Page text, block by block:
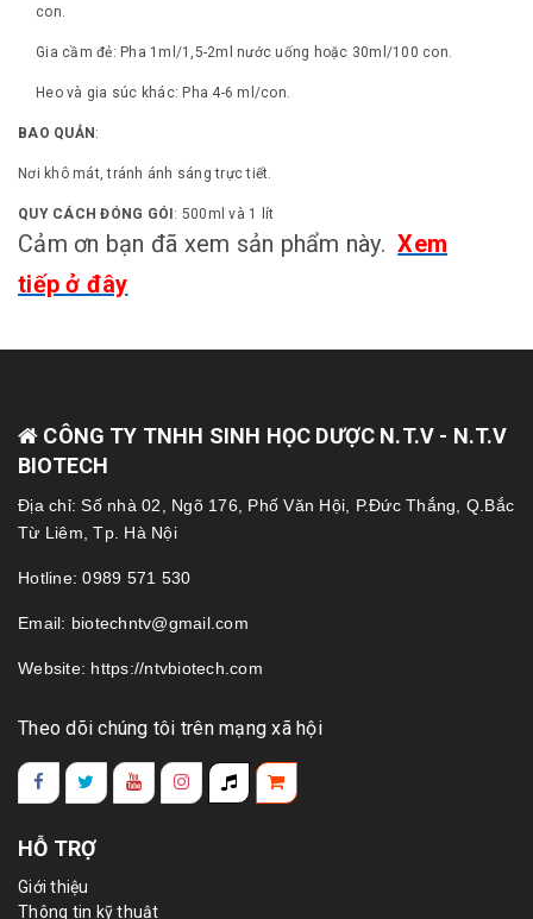
con.
Gia cầm đẻ: Pha 1ml/1,5-2ml nước uống hoặc 30ml/100 con.
Heo và gia súc khác: Pha 4-6 ml/con.
BAO QUẢN :
Nơi khô mát, tránh ánh sáng trực tiết.
QUY CÁCH ĐÓNG GÓI : 500ml và 1 lít
Cảm ơn bạn đã xem sản phẩm này.Xem
tiếp ở đây
CÔNG TY TNHH SINH HỌC DƯỢC N.T.V - N.T.V
BIOTECH
Địa chỉ: Số nhà 02, Ngõ 176, Phố Văn Hội, P.Đức Thắng, Q.Bắc
Từ Liêm, Tp. Hà Nội
Hotline: 0989 571 530
Email: biotechntv@gmail.com
Website: https://ntvbiotech.com
Theo dõi chúng tôi trên mạng xã hội
HỖ TRỢ
Giới thiệu
Thông tin kỹ thuật